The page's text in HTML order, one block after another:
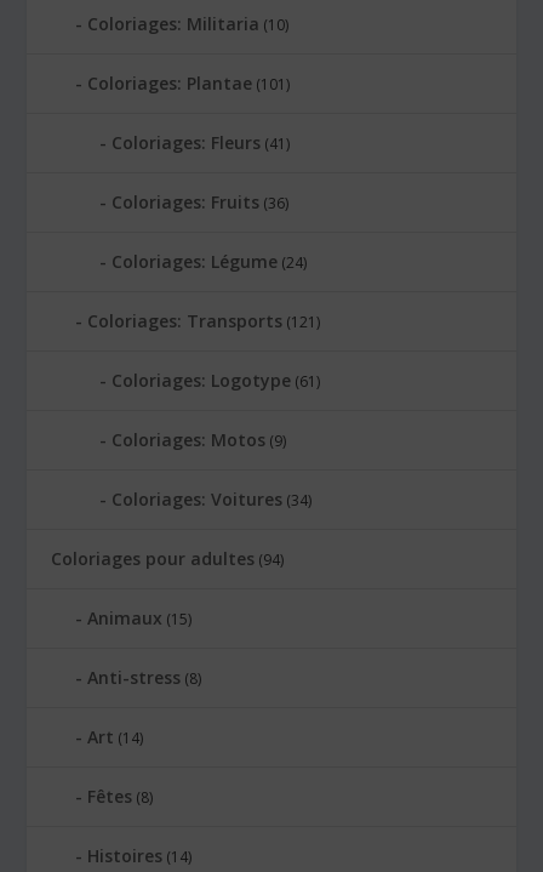
Coloriages: Militaria (10)
Coloriages: Plantae (101)
Coloriages: Fleurs (41)
Coloriages: Fruits (36)
Coloriages: Légume (24)
Coloriages: Transports (121)
Coloriages: Logotype (61)
Coloriages: Motos (9)
Coloriages: Voitures (34)
Coloriages pour adultes (94)
Animaux (15)
Anti-stress (8)
Art (14)
Fêtes (8)
Histoires (14)